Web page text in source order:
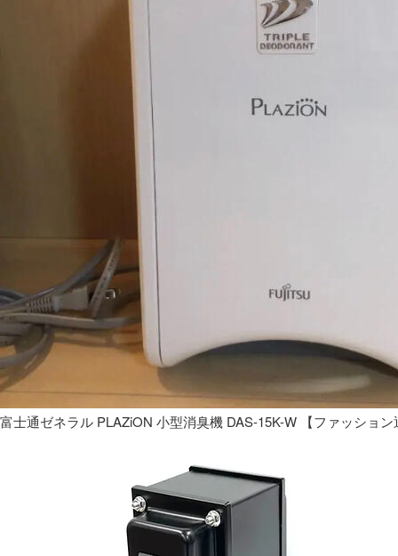
富士通ゼネラル PLAZiON 小型消臭機 DAS-15K-W 【ファッション